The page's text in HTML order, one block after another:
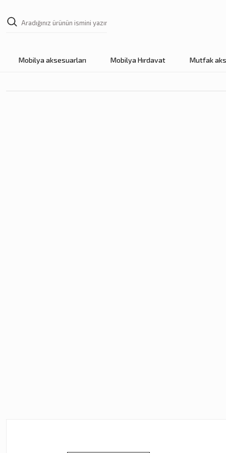
Mobilya aksesuarları Mobilya Hırdavat Mutfak